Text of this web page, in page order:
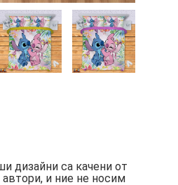
дизайни са качени от
и ние не носим